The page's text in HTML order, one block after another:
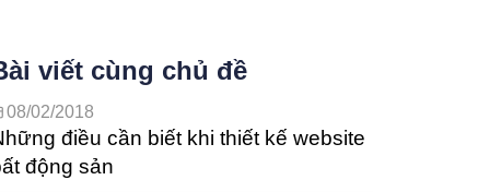
viết cùng chủ đề
08/02/2018
điều cần biết khi thiết kế website
động sản